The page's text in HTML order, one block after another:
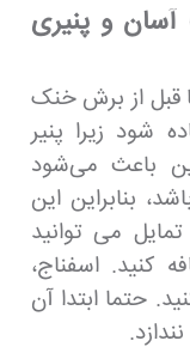
و پنیری
قبل از برش خنک
شود زیرا پنیر
باعث می‌شود
بنابراین این
می توانید
کنید. اسفناج،
حتما ابتدا آن